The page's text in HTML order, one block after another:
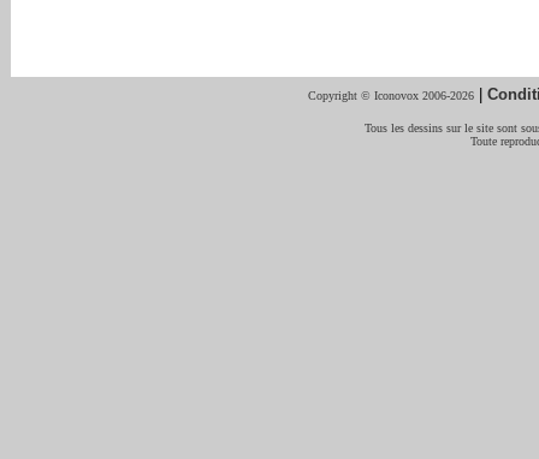
Copyright © Iconovox 2006-2026 |
Tous les dessins sur le site sont
Toute